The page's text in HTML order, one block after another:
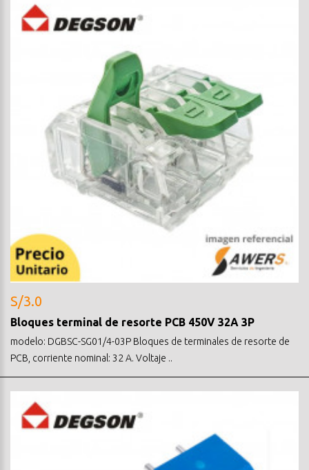
S/3.0
Bloques terminal de resorte PCB 450V 32A 3P
modelo: DGBSC-SG01/4-03P Bloques de terminales de resorte de
PCB, corriente nominal: 32 A. Voltaje ..